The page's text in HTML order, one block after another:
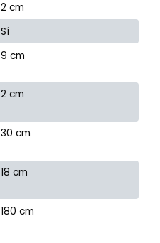
2 cm
Sí
9 cm
2 cm
30 cm
18 cm
180 cm